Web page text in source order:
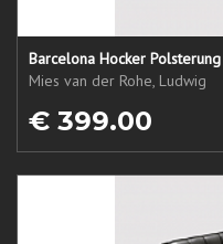
Barcelona Hocker Polsterung
Mies van der Rohe, Ludwig
€ 399.00